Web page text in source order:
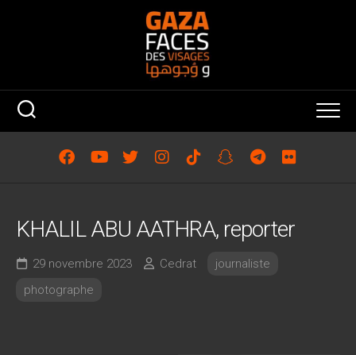
‎KHALIL ABU AATHRA, reporter
29 novembre 2023 Cedrat
journaliste
photographe